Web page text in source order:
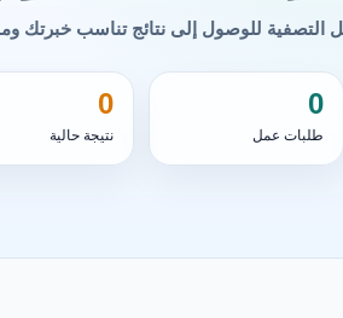
التصفية للوصول إلى نتائج تناسب خبرتك
0
طلبات عمل
0
نتيجة حالية